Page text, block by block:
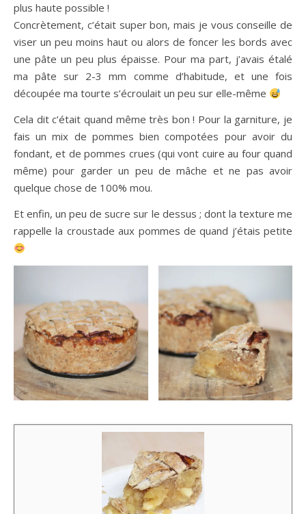
plus haute possible !
Concrètement, c’était super bon, mais je vous conseille de
viser un peu moins haut ou alors de foncer les bords avec
une pâte un peu plus épaisse. Pour ma part, j’avais étalé
ma pâte sur 2-3 mm comme d’habitude, et une fois
découpée ma tourte s’écroulait un peu sur elle-même
Cela dit c’était quand même très bon ! Pour la garniture, je
fais un mix de pommes bien compotées pour avoir du
fondant, et de pommes crues (qui vont cuire au four quand
même) pour garder un peu de mâche et ne pas avoir
quelque chose de 100% mou.
Et enfin, un peu de sucre sur le dessus ; dont la texture me
rappelle la croustade aux pommes de quand j’étais petite